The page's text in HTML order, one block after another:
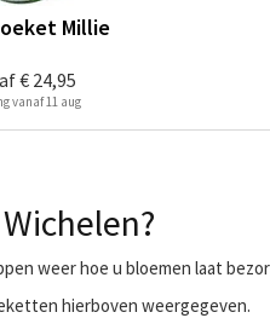
€ 24,95
Millie
vanaf 11 aug
weer hoe u bloemen laat
hierboven weergegeven.